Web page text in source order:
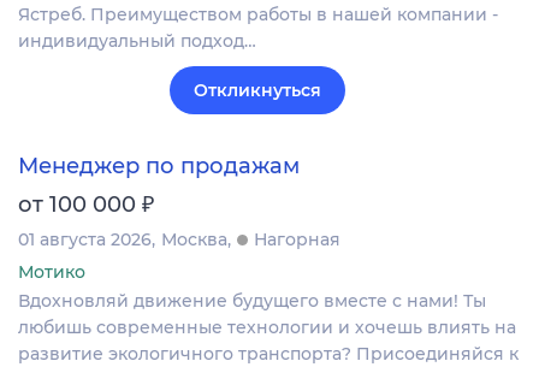
Ястреб. Преимуществом работы в нашей компании -
индивидуальный подход…
Откликнуться
Менеджер по продажам
от 100 000 ₽
01 августа 2026 Москва
Нагорная
Мотико
Вдохновляй движение будущего вместе с нами! Ты
любишь современные технологии и хочешь влиять на
развитие экологичного транспорта? Присоединяйся к